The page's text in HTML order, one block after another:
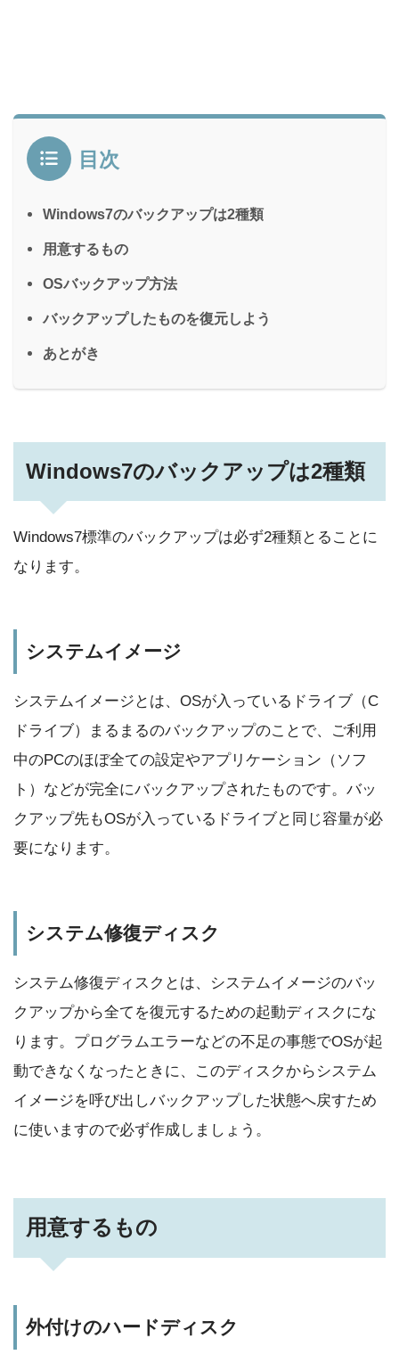
目次
Windows7のバックアップは2種類
用意するもの
OSバックアップ方法
バックアップしたものを復元しよう
あとがき
Windows7のバックアップは2種類
Windows7標準のバックアップは必ず2種類とることに
なります。
システムイメージ
システムイメージとは、OSが入っているドライブ（C
ドライブ）まるまるのバックアップのことで、ご利用
中のPCのほぼ全ての設定やアプリケーション（ソフ
ト）などが完全にバックアップされたものです。バッ
クアップ先もOSが入っているドライブと同じ容量が必
要になります。
システム修復ディスク
システム修復ディスクとは、システムイメージのバッ
クアップから全てを復元するための起動ディスクにな
ります。プログラムエラーなどの不足の事態でOSが起
動できなくなったときに、このディスクからシステム
イメージを呼び出しバックアップした状態へ戻すため
に使いますので必ず作成しましょう。
用意するもの
外付けのハードディスク